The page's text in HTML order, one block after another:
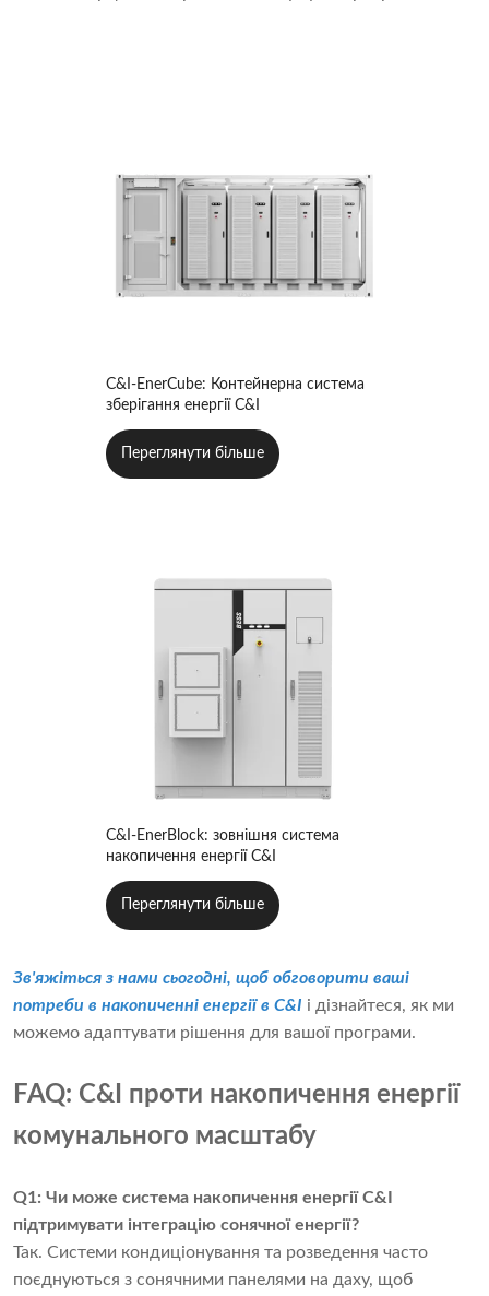
C&I-EnerCube: Контейнерна система
зберігання енергії C&I
Переглянути більше
C&I-EnerBlock: зовнішня система
накопичення енергії C&I
Переглянути більше
Зв'яжіться з нами сьогодні, щоб обговорити ваші
потреби в накопиченні енергії в C&I і дізнайтеся, як ми
можемо адаптувати рішення для вашої програми.
FAQ: C&I проти накопичення енергії
комунального масштабу
Q1: Чи може система накопичення енергії C&I
підтримувати інтеграцію сонячної енергії?
Так. Системи кондиціонування та розведення часто
поєднуються з сонячними панелями на даху, щоб